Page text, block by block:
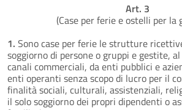
Art. 3
(Case per ferie e ostelli per la
1. Sono case per ferie le strutture
soggiorno di persone o gruppi e gestite,
canali commerciali, da enti pubblici e
enti operanti senza scopo di lucro per il
finalità sociali, culturali, assistenziali,
il solo soggiorno dei propri dipendenti o